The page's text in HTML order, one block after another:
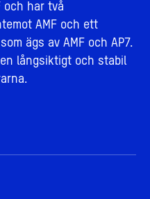
och har två
AMF och ett
ägs av AMF och AP7.
långsiktigt och stabil